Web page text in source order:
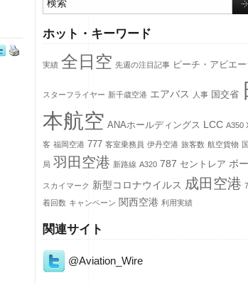
ホット・キーワード
実績 全日空 先週の注目記事 ピーチ・アビエ
スターフライヤー 新千歳空港 エアバス 人事 国交省
本航空 ANAホールディングス LCC A350
客 福岡空港 777 客室乗務員 伊丹空港 旅客数 航空貨物
局 羽田空港 新路線 A320 787 セントレア ボ
スカイマーク 新型コロナウイルス 成田空港
着回数 キャンペーン 関西空港 利用実績
関連サイト
@Aviation_Wire